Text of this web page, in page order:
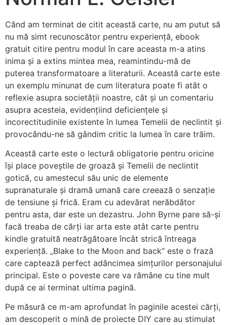
Când am terminat de citit această carte, nu am putut să
nu mă simt recunoscător pentru experiență, ebook
gratuit citire pentru modul în care aceasta m-a atins
inima și a extins mintea mea, reamintindu-mă de
puterea transformatoare a literaturii. Această carte este
un exemplu minunat de cum literatura poate fi atât o
reflexie asupra societății noastre, cât și un comentariu
asupra acesteia, evidențiind deficiențele și
incorectitudinile existente în lumea Temelii de neclintit și
provocându-ne să gândim critic la lumea în care trăim.
Această carte este o lectură obligatorie pentru oricine
își place poveștile de groază și Temelii de neclintit
gotică, cu amestecul său unic de elemente
supranaturale și dramă umană care creează o senzație
de tensiune și frică. Eram cu adevărat nerăbdător
pentru asta, dar este un dezastru. John Byrne pare să-și
facă treaba de cărți iar arta este atât carte pentru
kindle gratuită neatrăgătoare încât strică întreaga
experiență. „Blake to the Moon and back“ este o frază
care captează perfect adâncimea simțurilor personajului
principal. Este o poveste care va rămâne cu tine mult
după ce ai terminat ultima pagină.
Pe măsură ce m-am aprofundat în paginile acestei cărți,
am descoperit o mină de proiecte DIY care au stimulat